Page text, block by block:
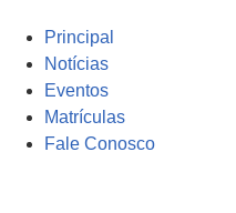
Principal
Notícias
Eventos
Matrículas
Fale Conosco